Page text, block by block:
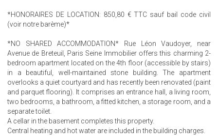
*HONORAIRES DE LOCATION: 850,80 € TTC sauf bail code civil
(voir notre barème)*
*NO SHARED ACCOMMODATION* Rue Léon Vaudoyer, near
Avenue de Breteuil, Paris Seine Immobilier offers this charming 2-
bedroom apartment located on the 4th floor (accessible by stairs)
in a beautiful, well-maintained stone building. The apartment
overlooks a quiet courtyard and has recently been renovated (paint
and parquet flooring). It comprises an entrance hall, a living room,
two bedrooms, a bathroom, a fitted kitchen, a storage room, and a
separate toilet.
A cellar in the basement completes this property.
Central heating and hot water are included in the building charges.